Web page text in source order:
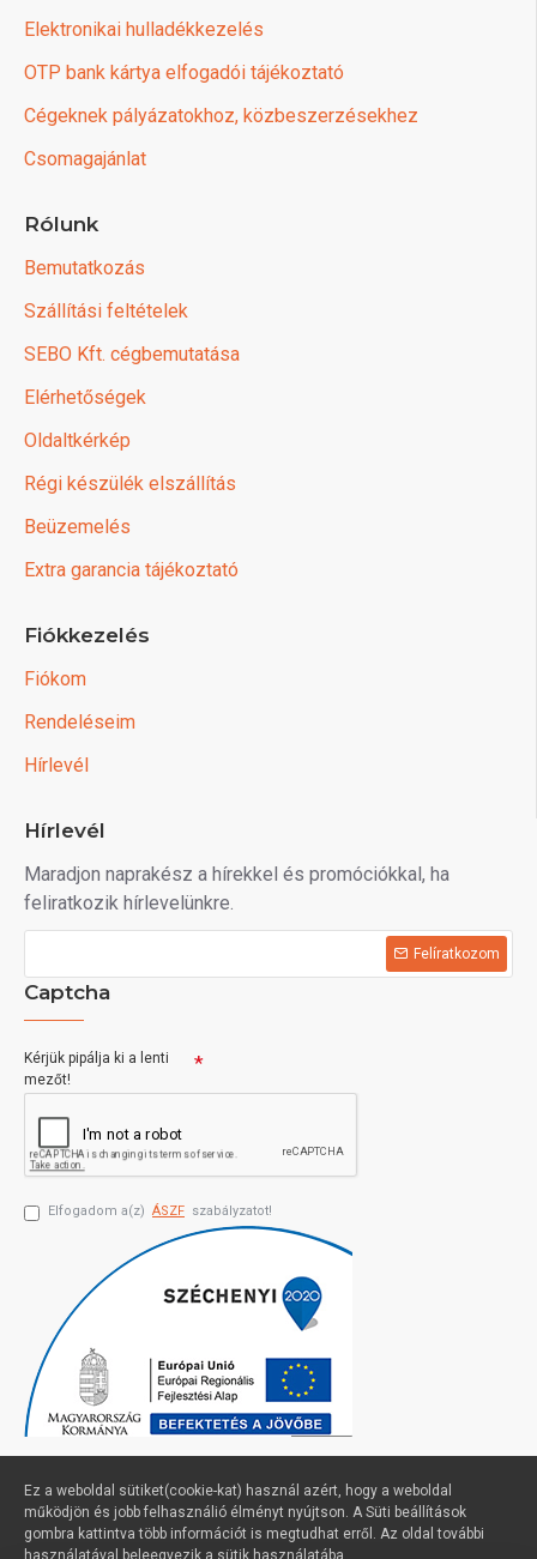
Elektronikai hulladékkezelés
OTP bank kártya elfogadói tájékoztató
Cégeknek pályázatokhoz, közbeszerzésekhez
Csomagajánlat
Rólunk
Bemutatkozás
Szállítási feltételek
SEBO Kft. cégbemutatása
Elérhetőségek
Oldaltkérkép
Régi készülék elszállítás
Beüzemelés
Extra garancia tájékoztató
Fiókkezelés
Fiókom
Rendeléseim
Hírlevél
Hírlevél
Maradjon naprakész a hírekkel és promóciókkal, ha
feliratkozik hírlevelünkre.
Felíratkozom
Captcha
Kérjük pipálja ki a lenti
mezőt!
Elfogadom a(z) ÁSZF szabályzatot!
Profimuszaki.hu - exPanda ERP
Ez a weboldal sütiket(cookie-kat) használ azért, hogy a weboldal
működjön és jobb felhasználió élményt nyújtson. A Süti beállítások
gombra kattintva több információt is megtudhat erről. Az oldal további
használatával beleegyezik a sütik használatába.